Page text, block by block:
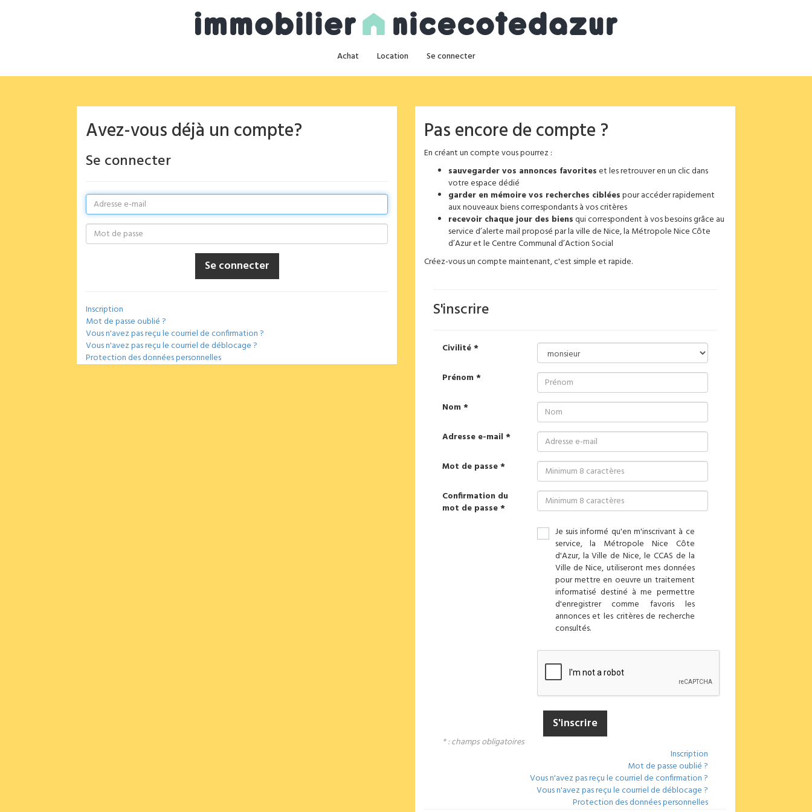
Achat Location Se connecter
Avez-vous déjà un compte?
Se connecter
Inscription
Mot de passe oublié ?
Vous n'avez pas reçu le courriel de confirmation ?
Vous n'avez pas reçu le courriel de déblocage ?
Protection des données personnelles
Pas encore de compte ?
En créant un compte vous pourrez :
sauvegarder vos annonces favoriteset les retrouver en un clic dans
votre espace dédié
garder en mémoire vos recherches cibléespour accéder rapidement
aux nouveaux biens correspondants à vos critères
recevoir chaque jour des biensqui correspondent à vos besoins grâce au
service d’alerte mail proposé par la ville de Nice, la Métropole Nice Côte
d’Azur et le Centre Communal d’Action Social
Créez-vous un compte maintenant, c'est simple et rapide.
S'inscrire
Civilité *
Prénom *
Nom *
Adresse e-mail *
Mot de passe *
Confirmation du
mot de passe *
Je suis informé qu'en m'inscrivant à ce
service, la Métropole Nice Côte
d'Azur, la Ville de Nice, le CCAS de la
Ville de Nice, utiliseront mes données
pour mettre en oeuvre un traitement
informatisé destiné à me permettre
d'enregistrer comme favoris les
annonces et les critères de recherche
consultés.
* : champs obligatoires
Inscription
Mot de passe oublié ?
Vous n'avez pas reçu le courriel de confirmation ?
Vous n'avez pas reçu le courriel de déblocage ?
Protection des données personnelles